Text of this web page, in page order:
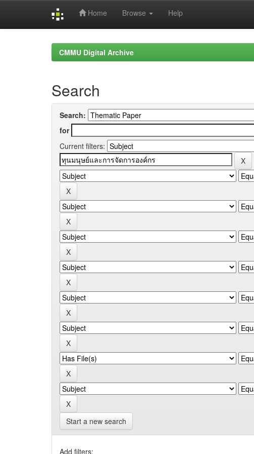
Home Browse Help
CMMU Digital Archive
Search
Search:
for
Current filters:
Start a new search
Add filters: